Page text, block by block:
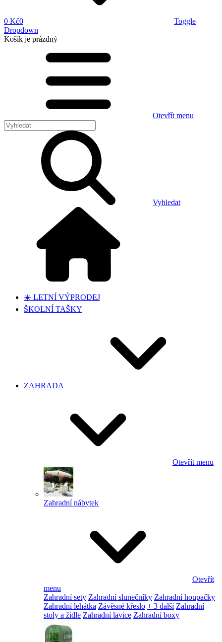
0 Kč0
Toggle
Dropdown
Košík je prázdný
Otevřít menu
Vyhledat
☀️ LETNÍ VÝPRODEJ
ŠKOLNÍ TAŠKY
ZAHRADA
Otevřít menu
Zahradní nábytek
Otevřít
menu
Zahradní sety Zahradní slunečníky Zahradní houpačky
Zahradní lehátka Závěsné křeslo + 3 další Zahradní
stoly a židle Zahradní lavice Zahradní boxy